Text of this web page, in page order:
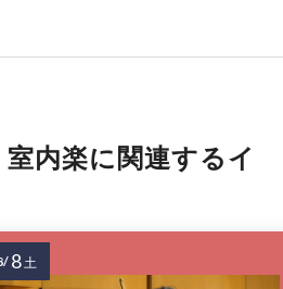
内楽に関連するイ
8土